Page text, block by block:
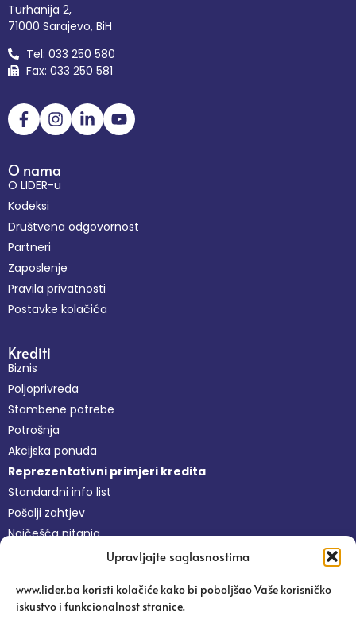
Upravljajte saglasnostima
www.lider.ba koristi kolačiće kako bi poboljšao Vaše korisničko
iskustvo i funkcionalnost stranice.
Turhanija 2,
71000 Sarajevo, BiH
Tel: 033 250 580
Fax: 033 250 581
O nama
O LIDER-u
Kodeksi
Društvena odgovornost
Partneri
Zaposlenje
Pravila privatnosti
Postavke kolačića
Krediti
Biznis
Poljoprivreda
Stambene potrebe
Potrošnja
Akcijska ponuda
Reprezentativni primjeri kredita
Standardni info list
Pošalji zahtjev
Najčešća pitanja
Besplatne usluge
Platforma Pravi Lider